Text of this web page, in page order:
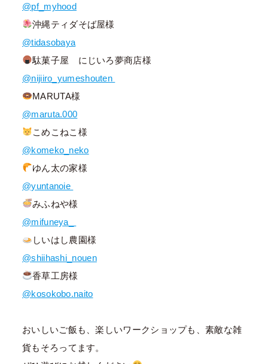
@pf_myhood
沖縄ティダそば屋様
@tidasobaya
駄菓子屋 にじいろ夢商店様
@nijiiro_yumeshouten
MARUTA様
@maruta.000
こめこねこ様
@komeko_neko
ゆん太の家様
@yuntanoie
みふねや様
@mifuneya_
しいはし農園様
@shiihashi_nouen
香草工房様
@kosokobo.naito
おいしいご飯も、楽しいワークショップも、素敵な雑
貨もそろってます。